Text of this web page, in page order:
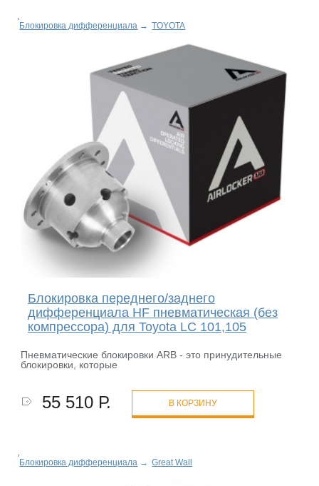
Блокировка дифференциала → TOYOTA
Блокировка переднего/заднего
дифференциала HF пневматическая (без
компрессора) для Toyota LC 101,105
Пневматические блокировки ARB - это принудительные
блокировки, которые
55 510 Р. В КОРЗИНУ
Блокировка дифференциала → Great Wall